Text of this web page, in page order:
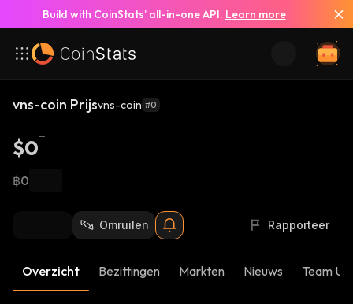
Build with CoinStats’ all-in-one API. Learn more
vns-coin Prijsvns-coin #0
$0
฿0
Omruilen Rapporteer
Overzicht Bezittingen Markten Nieuws Team